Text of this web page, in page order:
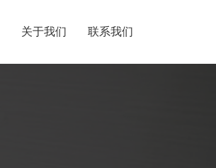
关于我们 联系我们